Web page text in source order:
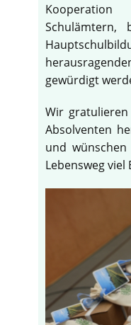
gewürdigt
Wir
Absolventen
und
Lebensweg viel